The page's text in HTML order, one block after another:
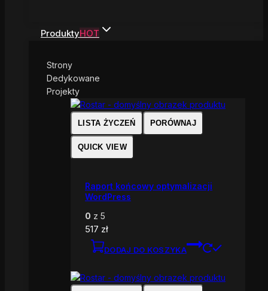
ProduktyHOT
Strony
Dedykowane
Projekty
LISTA ŻYCZEŃ PORÓWNAJ
QUICK VIEW
Raport końcowy optymalizacji
WordPress
0 z 5
517 zł
DODAJ DO KOSZYKA